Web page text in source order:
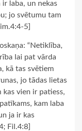
ir laba, un nekas
jo svētumu tam
5]
“Netiklība,
lai pat vārda
kā tas svētiem
jo tādas lietas
vien ir patiess,
kam laba
ja ir kas
Fil.4:8]